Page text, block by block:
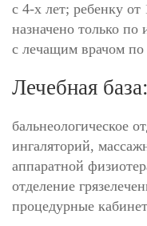
c 4-х лет; ребенку
назначено только
с лечащим врачом
Лечебная база:
бальнеологическое
ингаляторий,
аппаратной
отделение
процедурные